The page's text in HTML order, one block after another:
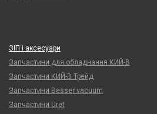
ЗІП і аксесуари
Запчастини для обладнання КИЙ-В
Запчастини КИЙ-В Трейд
Запчастини Besser vacuum
Запчастини Uret